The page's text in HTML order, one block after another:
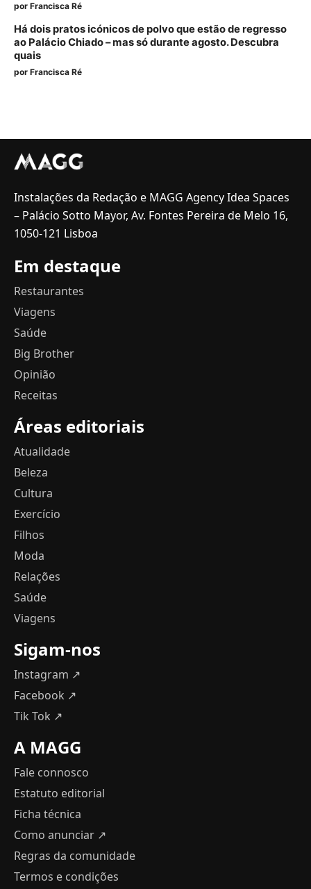
por Francisca Ré
Há dois pratos icónicos de polvo que estão de regresso
ao Palácio Chiado – mas só durante agosto. Descubra
quais
por Francisca Ré
Instalações da Redação e MAGG Agency Idea Spaces
– Palácio Sotto Mayor, Av. Fontes Pereira de Melo 16,
1050-121 Lisboa
Em destaque
Restaurantes
Viagens
Saúde
Big Brother
Opinião
Receitas
Áreas editoriais
Atualidade
Beleza
Cultura
Exercício
Filhos
Moda
Relações
Saúde
Viagens
Sigam-nos
Instagram ↗
Facebook ↗
Tik Tok ↗
A MAGG
Fale connosco
Estatuto editorial
Ficha técnica
Como anunciar ↗
Regras da comunidade
Termos e condições